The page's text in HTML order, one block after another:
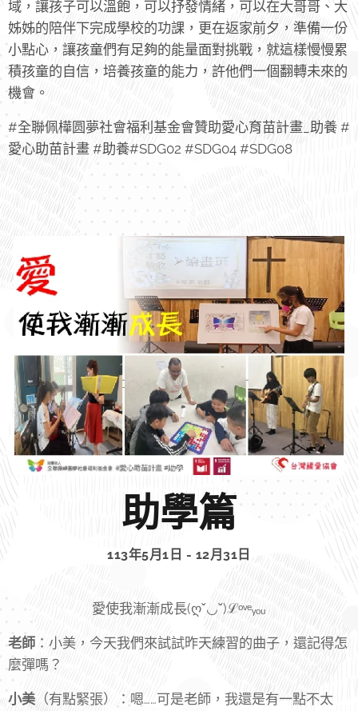
域，讓孩子可以溫飽，可以抒發情緒，可以在大哥哥、大
姊姊的陪伴下完成學校的功課，更在返家前夕，準備一份
小點心，讓孩童們有足夠的能量面對挑戰，就這樣慢慢累
積孩童的自信，培養孩童的能力，許他們一個翻轉未來的
機會。
#全聯佩樺圆夢社會福利基金會贊助愛心育苗計畫_助養 #
愛心助苗計畫 #助養#SDG02 #SDG04 #SDG08
助學篇
113年5月1日 - 12月31日
愛使我漸漸成長(ღˇ◡ˇ)ℒᵒᵛᵉᵧₒᵤ
老師 ：小美，今天我們來試試昨天練習的曲子，還記得怎
麼彈嗎？
小美（有點緊張）：嗯……可是老師，我還是有一點不太